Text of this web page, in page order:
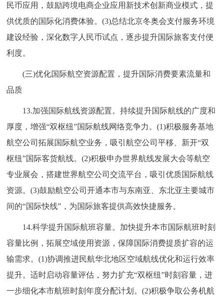
民币应用，鼓励跨境电商企业应用新技术创新商业模式，提
供优质的国际化消费体验。(3)总结北京冬奥会支付服务环境
建设经验，深化数字人民币试点，逐步提升国际旅客支付便
利度。
(三)优化国际航空资源配置，提升国际消费要素流量和
品质
13.加强国际航线资源配置。持续提升国际航线的广度和
厚度，增强“双枢纽”国际航线网络竞争力。(1)积极服务基地
航空公司拓展国际航空业务，吸引航空公司平移、新开“双
枢纽”国际客货航线。(2)积极申办世界航线发展大会等航空
专业展会，搭建世界航空公司交流平台，吸引优质国际航线
资源。(3)鼓励航空公司开通本市与东南亚、东北亚主要城市
间的“国际快线”，为国际旅客提供高效快捷服务。
14.科学提升国际航班容量。加快提升本市国际航班时刻
容量比例，拓展空域使用资源，保障国际消费提质扩容的运
输需求。(1)协调推进民航华北地区空域航线优化和运行效率
提升。适时启动容量评估，努力扩充“双枢纽”时刻容量，进
一步细化本市航班时刻年度分配计划。(2)积极争取公务机航